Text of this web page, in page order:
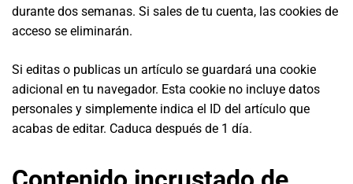
durante dos semanas. Si sales de tu cuenta, las cookies de
acceso se eliminarán.
Si editas o publicas un artículo se guardará una cookie
adicional en tu navegador. Esta cookie no incluye datos
personales y simplemente indica el ID del artículo que
acabas de editar. Caduca después de 1 día.